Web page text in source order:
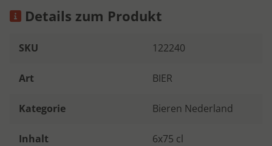
Details zum Produkt
SKU 122240
Art BIER
Kategorie Bieren Nederland
Inhalt 6x75 cl